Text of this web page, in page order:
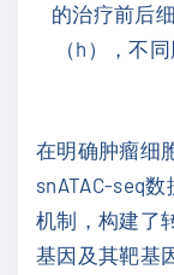
的治疗前后
（h），不
在明确肿瘤细
snATAC-seq
机制，构建了
基因及其靶基